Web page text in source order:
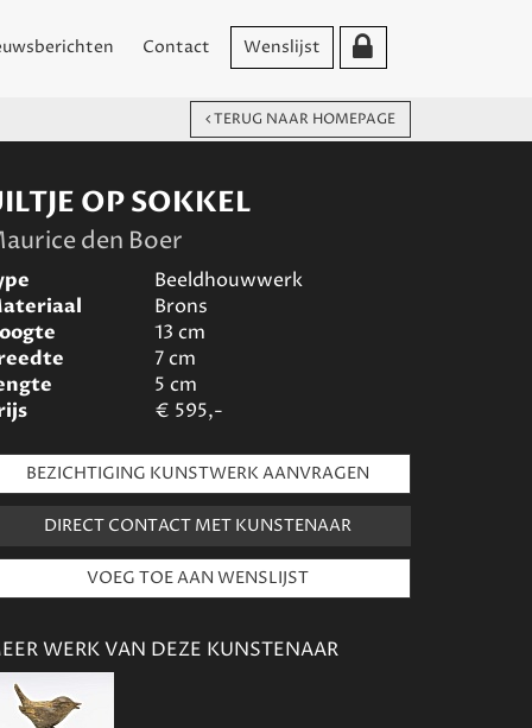
Contact Wenslijst
TERUG NAAR HOMEPAGE
OP SOKKEL
den Boer
Beeldhouwwerk
Brons
13 cm
7cm
5 cm
€ 595,-
BEZICHTIGING KUNSTWERK AANVRAGEN
DIRECT CONTACT MET KUNSTENAAR
WERK VAN DEZE KUNSTENAAR